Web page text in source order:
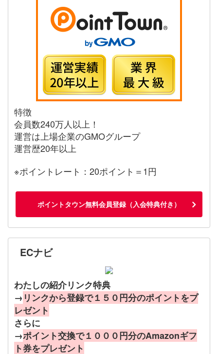
特徴
会員数240万人以上！
運営は上場企業のGMOグループ
運営歴20年以上
※ポイントレート：20ポイント＝1円
ポイントタウン無料会員登録（入会特典付き）
ECナビ
わたしの紹介リンク特典
→ リンクから登録で１５０円分のポイントをプ
レゼント
さらに
→ポイント交換で１０００円分のAmazonギフ
ト券をプレゼント